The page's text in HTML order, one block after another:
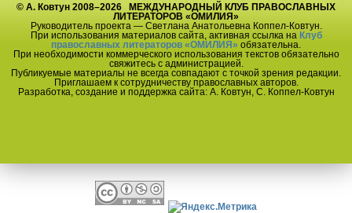
© А. Ковтун 2008–2026 МЕЖДУНАРОДНЫЙ КЛУБ ПРАВОСЛАВНЫХ
ЛИТЕРАТОРОВ «ОМИЛИЯ»
Руководитель проекта — Светлана Анатольевна Коппел-Ковтун.
При использования материалов сайта, активная ссылка на Клуб
православных литераторов «ОМИЛИЯ» обязательна.
При необходимости коммерческого использования текстов обязательно
свяжитесь с администрацией.
Публикуемые материалы не всегда совпадают с точкой зрения редакции.
Приглашаем к сотрудничеству православных авторов.
Разработка, создание и поддержка сайта: А. Ковтун, С. Коппел-Ковтун